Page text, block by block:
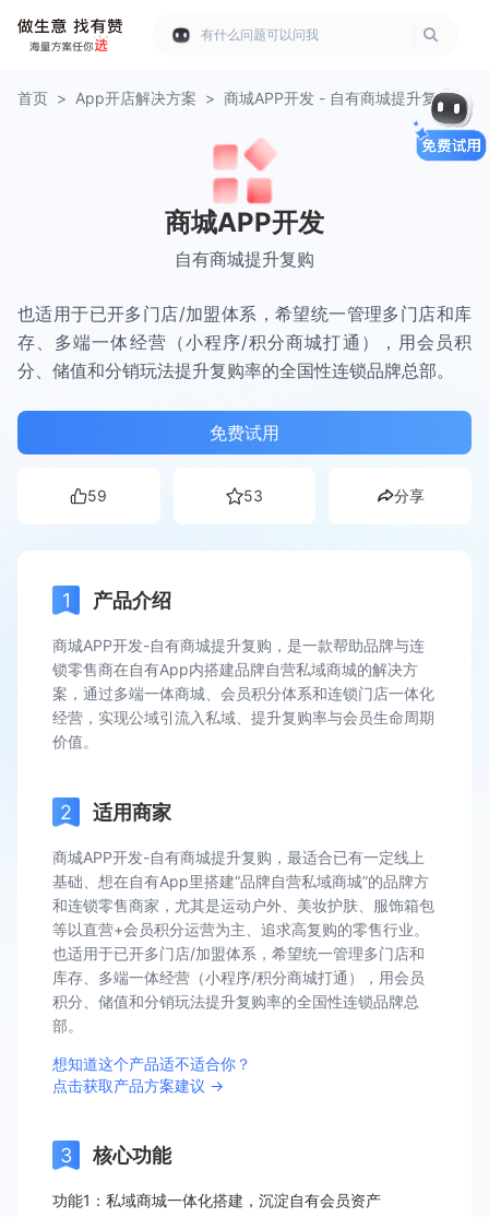
有什么问题可以问我
首页 > App开店解决方案 > 商城APP开发 - 自有商城提升复购
商城APP开发
自有商城提升复购
也适用于已开多门店/加盟体系，希望统一管理多门店和库
存、多端一体经营（小程序/积分商城打通），用会员积
分、储值和分销玩法提升复购率的全国性连锁品牌总部。
免费试用
59 53 分享
产品介绍
商城APP开发-自有商城提升复购，是一款帮助品牌与连
锁零售商在自有App内搭建品牌自营私域商城的解决方
案，通过多端一体商城、会员积分体系和连锁门店一体化
经营，实现公域引流入私域、提升复购率与会员生命周期
价值。
适用商家
商城APP开发-自有商城提升复购，最适合已有一定线上
基础、想在自有App里搭建“品牌自营私域商城”的品牌方
和连锁零售商家，尤其是运动户外、美妆护肤、服饰箱包
等以直营+会员积分运营为主、追求高复购的零售行业。
也适用于已开多门店/加盟体系，希望统一管理多门店和
库存、多端一体经营（小程序/积分商城打通），用会员
积分、储值和分销玩法提升复购率的全国性连锁品牌总
部。
想知道这个产品适不适合你？
点击获取产品方案建议 →
核心功能
功能1：私域商城一体化搭建，沉淀自有会员资产